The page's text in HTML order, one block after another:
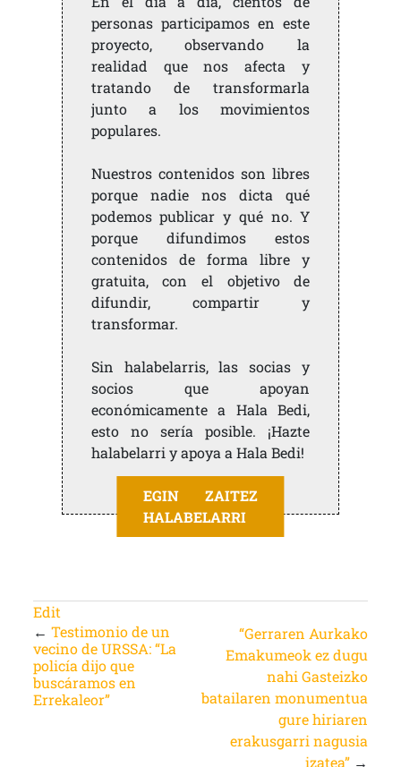
personas participamos en este
proyecto, observando la
realidad que nos afecta y
tratando de transformarla
junto a los movimientos
populares.
Nuestros contenidos son libres
porque nadie nos dicta qué
podemos publicar y qué no. Y
porque difundimos estos
contenidos de forma libre y
gratuita, con el objetivo de
difundir, compartir y
transformar.
Sin halabelarris, las socias y
socios que apoyan
económicamente a Hala Bedi,
esto no sería posible. ¡Hazte
halabelarri y apoya a Hala Bedi!
EGIN ZAITEZ
HALABELARRI
Edit
← Testimonio de un
vecino de URSSA: “La
policía dijo que
buscáramos en
Errekaleor”
“Gerraren Aurkako
Emakumeok ez dugu
nahi Gasteizko
batailaren monumentua
gure hiriaren
erakusgarri nagusia
izatea” →